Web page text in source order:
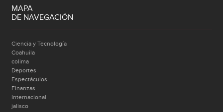
MAPA
DE NAVEGACIÓN
Ciencia y Tecnología
Coahuila
colima
Deportes
Espectáculos
Finanzas
Internacional
jalisco